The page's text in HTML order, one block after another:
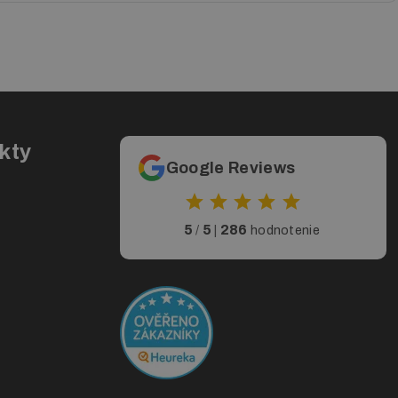
Google Reviews
5 / 5 286 hodnotenie